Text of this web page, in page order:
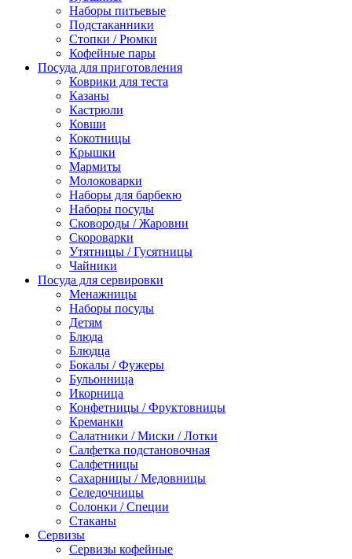
Наборы питьевые
Подстаканники
Стопки / Рюмки
Кофейные пары
Посуда для приготовления
Коврики для теста
Казаны
Кастрюли
Ковши
Кокотницы
Крышки
Мармиты
Молоковарки
Наборы для барбекю
Наборы посуды
Сковороды / Жаровни
Скороварки
Утятницы / Гусятницы
Чайники
Посуда для сервировки
Менажницы
Наборы посуды
Детям
Блюда
Блюдца
Бокалы / Фужеры
Бульонница
Икорница
Конфетницы / Фруктовницы
Креманки
Салатники / Миски / Лотки
Салфетка подстановочная
Салфетницы
Сахарницы / Медовницы
Селедочницы
Солонки / Специи
Стаканы
Сервизы
Сервизы кофейные